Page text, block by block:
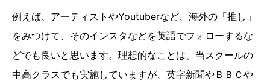
例えば、アーティストやYoutuberなど、海外の「推し」
をみつけて、そのインスタなどを英語でフォローするな
どでも良いと思います。理想的なことは、当スクールの
中高クラスでも実施していますが、英字新聞やＢＢＣや